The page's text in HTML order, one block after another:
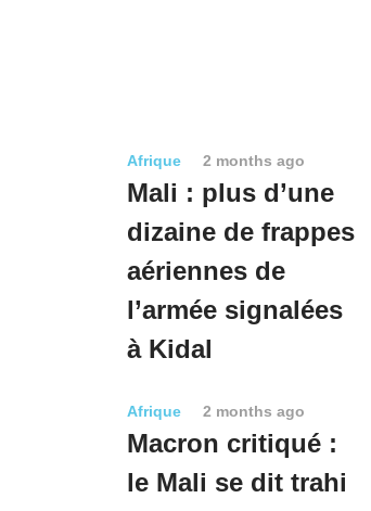
Afrique 2 months ago
Mali : plus d’une
dizaine de frappes
aériennes de
l’armée signalées
à Kidal
Afrique 2 months ago
Macron critiqué :
le Mali se dit trahi